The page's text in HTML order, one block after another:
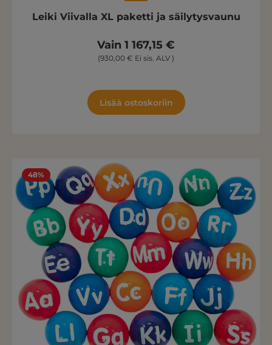
Leiki Viivalla XL paketti ja säilytysvaunu
Vain 1 167,15 €
(930,00 € Ei sis. ALV )
Lisää ostoskoriin
48%